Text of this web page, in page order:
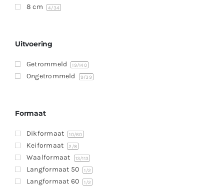
8 cm 4/34
Uitvoering
Getrommeld 19/140
Ongetrommeld 9/39
Formaat
Dikformaat 10/60
Keiformaat 2 /8
Waalformaat 13/113
Langformaat 50 1/2
Langformaat 60 1/2